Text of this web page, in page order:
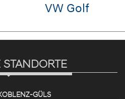
STANDORTE
GÜLS